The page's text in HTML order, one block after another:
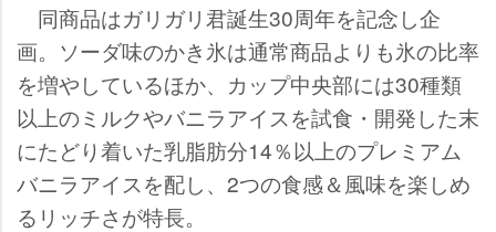
同商品はガリガリ君誕生30周年を記念し企
画。ソーダ味のかき氷は通常商品よりも氷の比率
を増やしているほか、カップ中央部には30種類
以上のミルクやバニラアイスを試食・開発した末
にたどり着いた乳脂肪分14％以上のプレミアム
バニラアイスを配し、2つの食感＆風味を楽しめ
るリッチさが特長。